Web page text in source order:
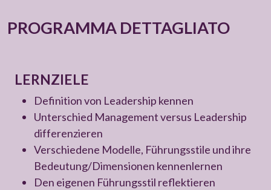
PROGRAMMA DETTAGLIATO
LERNZIELE
Definition von Leadership kennen
Unterschied Management versus Leadership
differenzieren
Verschiedene Modelle, Führungsstile und ihre
Bedeutung/Dimensionen kennenlernen
Den eigenen Führungsstil reflektieren